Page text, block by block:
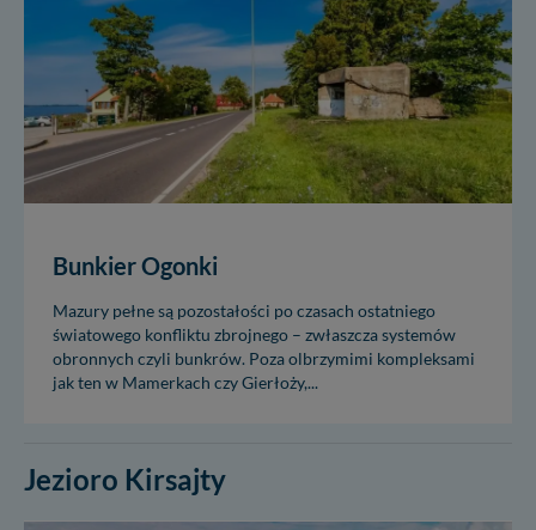
Bunkier Ogonki
Mazury pełne są pozostałości po czasach ostatniego
światowego konfliktu zbrojnego – zwłaszcza systemów
obronnych czyli bunkrów. Poza olbrzymimi kompleksami
jak ten w Mamerkach czy Gierłoży,...
Jezioro Kirsajty